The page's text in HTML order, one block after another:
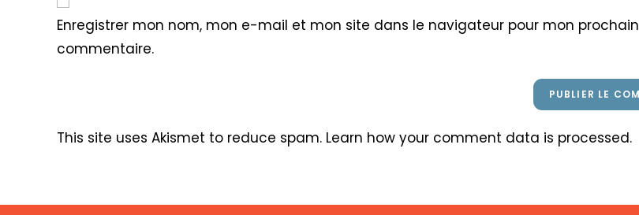
or
username
to
to
site
Enregistrer mon nom, mon e-mail et mon site dans le navigateur pour mon prochain
commentaire.
This site uses Akismet to reduce spam. Learn how your comment data is processed.